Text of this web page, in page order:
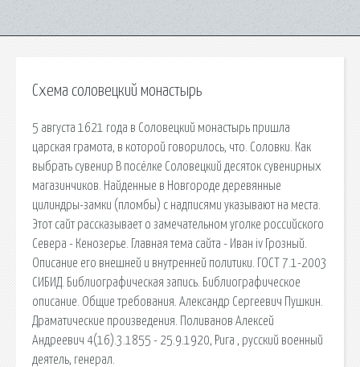
Схема соловецкий монастырь
5 августа 1621 года в Соловецкий монастырь пришла
царская грамота, в которой говорилось, что. Соловки. Как
выбрать сувенир В посёлке Соловецкий десяток сувенирных
магазинчиков. Найденные в Новгороде деревянные
цилиндры-замки (пломбы) с надписями указывают на места.
Этот сайт рассказывает о замечательном уголке российского
Севера - Кенозерье. Главная тема сайта - Иван iv Грозный.
Описание его внешней и внутренней политики. ГОСТ 7.1-2003
СИБИД. Библиографическая запись. Библиографическое
описание. Общие требования. Александр Сергеевич Пушкин.
Драматические произведения. Поливанов Алексей
Андреевич 4(16).3.1855 - 25.9.1920, Рига , русский военный
деятель, генерал.